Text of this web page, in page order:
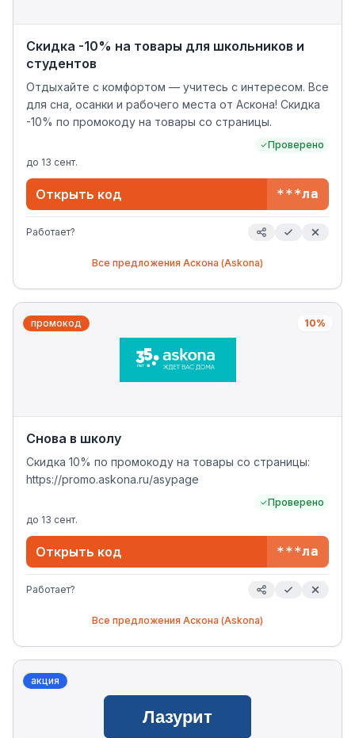
Скидка -10% на товары для школьников и
студентов
Отдыхайте с комфортом — учитесь с интересом. Все
для сна, осанки и рабочего места от Аскона! Скидка
-10% по промокоду на товары со страницы.
Проверено
до 13 сент.
Открыть код ***ла
Работает?
Все предложения Аскона (Askona)
промокод 10%
Снова в школу
Скидка 10% по промокоду на товары со страницы:
https://promo.askona.ru/asypage
Проверено
до 13 сент.
Открыть код ***ла
Работает?
Все предложения Аскона (Askona)
акция